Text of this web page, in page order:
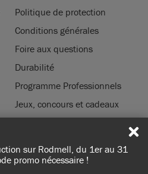
sur Rodmell, du 1er au 31
promo nécessaire !
Politique de protection
Conditions générales
Foire aux questions
Durabilité
Programme Professionnels
Jeux, concours et cadeaux
‘CHALK PAINT’ est une marque de
Interiors Ltd. au US & CAN. ‘ANNIE